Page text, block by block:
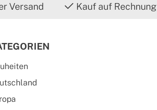
Versand Kauf auf Rechnung